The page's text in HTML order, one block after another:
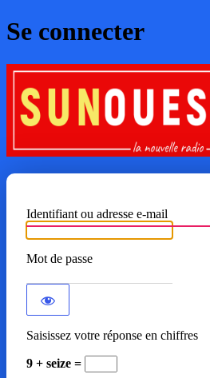
Se connecter
Identifiant ou adresse e-mail
Mot de passe
Saisissez votre réponse en chiffres
9 + seize =